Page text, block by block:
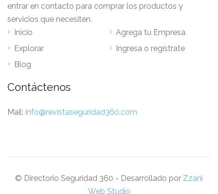
entrar en contacto para comprar los productos y
servicios que necesiten.
Inicio
Explorar
Blog
Agrega tu Empresa
Ingresa o regístrate
Contáctenos
Mail: info@revistaseguridad360.com
© Directorio Seguridad 360 - Desarrollado por Zzani
Web Studio